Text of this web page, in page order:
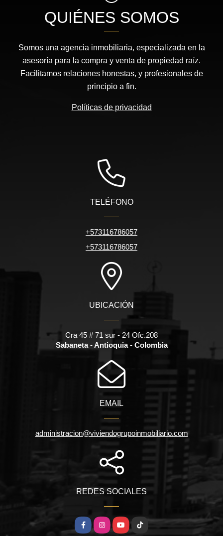
QUIÉNES SOMOS
Somos una agencia inmobiliaria, especializada en la
asesoría para la compra y venta de propiedad raíz.
Facilitamos relaciones honestas, y profesionales de
principio a fin.
Políticas de privacidad
TELÉFONO
+573116786057
+573116786057
UBICACIÓN
Cra 45 # 71 sur - 24 Ofc.208
Sabaneta - Antioquia - Colombia
EMAIL
administracion@viviendogrupoinmobiliario.com
REDES SOCIALES
FacebookInstagramYouTubeTikTok